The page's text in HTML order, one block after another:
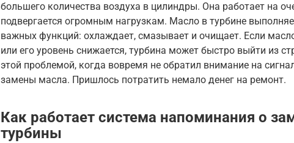
большего количества воздуха в цилиндры. Она работает на
подвергается огромным нагрузкам. Масло в турбине
важных функций: охлаждает, смазывает и очищает. Если
или его уровень снижается, турбина может быстро выйти из
этой проблемой, когда вовремя не обратил внимание на
замены масла. Пришлось потратить немало денег на ремонт.
Как работает система напоминания о
турбины